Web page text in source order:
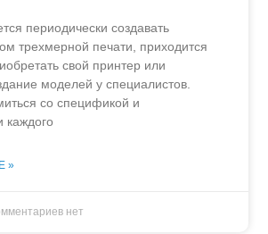
периодически создавать
трехмерной печати, приходится
свой принтер или
моделей у специалистов.
со спецификой и
каждого
»
нет